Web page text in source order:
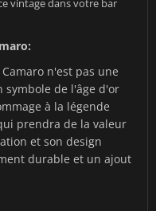
vintage dans votre bar
n'est pas une
symbole de l'âge d'or
à la légende
prendra de la valeur
et son design
durable et un ajout